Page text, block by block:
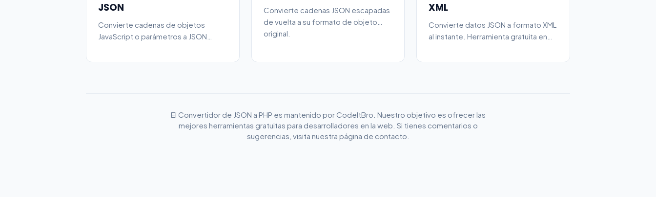
JSON
Convierte cadenas de objetos
JavaScript o parámetros a JSON
Convierte cadenas JSON escapadas
de vuelta a su formato de objeto
original.
XML
Convierte datos JSON a formato XML
al instante. Herramienta gratuita en
El Convertidor de JSON a PHP es mantenido por CodeItBro. Nuestro objetivo es ofrecer las
mejores herramientas gratuitas para desarrolladores en la web. Si tienes comentarios o
sugerencias, visita nuestra página de contacto.